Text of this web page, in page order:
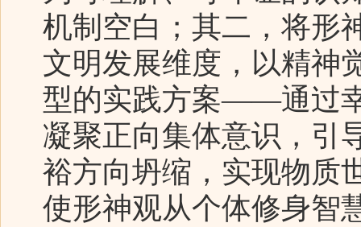
机制空白；其二，将形
文明发展维度，以精神
型的实践方案——通过
凝聚正向集体意识，引
裕方向坍缩，实现物质
使形神观从个体修身智